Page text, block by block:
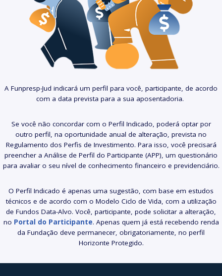
A Funpresp-Jud indicará um perfil para você, participante, de acordo
com a data prevista para a sua aposentadoria.
Se você não concordar com o Perfil Indicado, poderá optar por
outro perfil, na oportunidade anual de alteração, prevista no
Regulamento dos Perfis de Investimento. Para isso, você precisará
preencher a Análise de Perfil do Participante (APP), um questionário
para avaliar o seu nível de conhecimento financeiro e previdenciário.
O Perfil Indicado é apenas uma sugestão, com base em estudos
técnicos e de acordo com o Modelo Ciclo de Vida, com a utilização
de Fundos Data-Alvo. Você, participante, pode solicitar a alteração,
no Portal do Participante. Apenas quem já está recebendo renda
da Fundação deve permanecer, obrigatoriamente, no perfil
Horizonte Protegido.